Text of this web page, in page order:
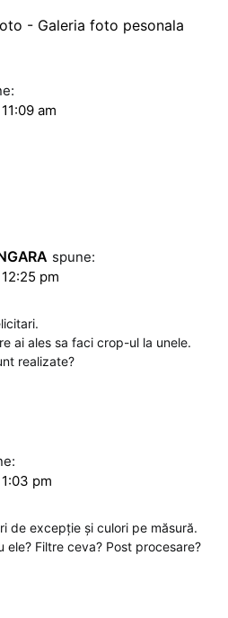
- Galeria foto pesonala
am
spune:
pm
ai ales sa faci crop-ul la unele.
realizate?
pm
de excepţie şi culori pe măsură.
Filtre ceva? Post procesare?